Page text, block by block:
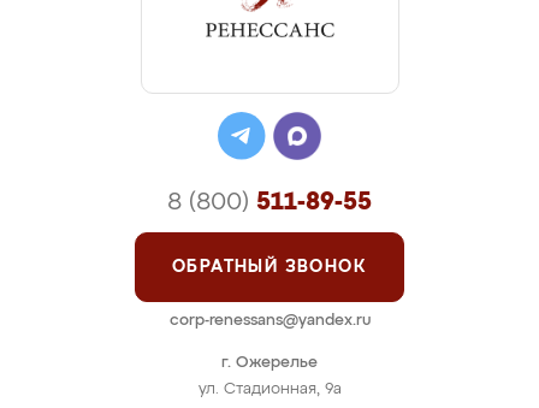
г. Ожерелье
ул. Стадионная, 9а
8 (800) 511-89-55
ОБРАТНЫЙ ЗВОНОК
corp-renessans@yandex.ru